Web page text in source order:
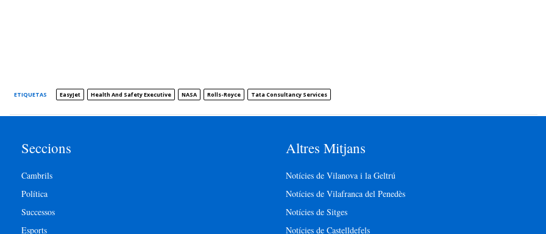
ETIQUETAS EasyJet Health And Safety Executive NASA Rolls-Royce Tata Consultancy Services
Seccions
Cambrils
Política
Successos
Esports
Altres Mitjans
Notícies de Vilanova i la Geltrú
Notícies de Vilafranca del Penedès
Notícies de Sitges
Notícies de Castelldefels